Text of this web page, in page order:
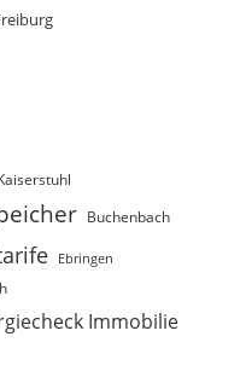
Buchenbach
Ebringen
Immobilie